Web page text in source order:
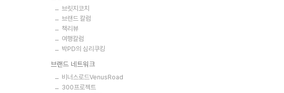
브릿지코치
브랜드 칼럼
책리뷰
여행칼럼
박PD의 심리쿠킹
브랜드 네트워크
비너스로드VenusRoad
300프로젝트